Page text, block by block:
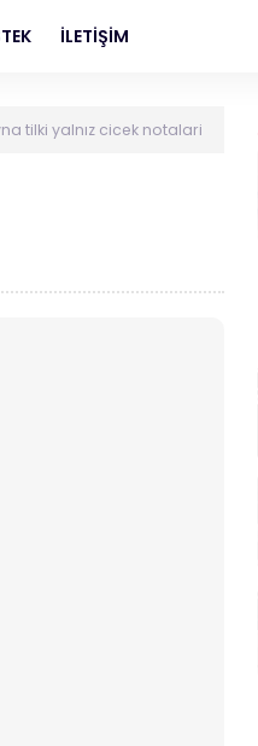
İLETİŞİM
tilki yalnız cicek notalari